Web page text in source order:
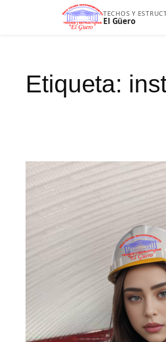
TECHOS Y
El Güero
Etiqueta: